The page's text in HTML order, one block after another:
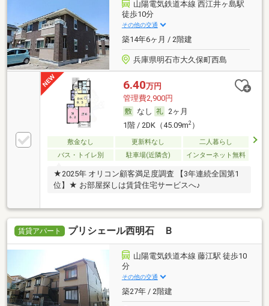
山陽電気鉄道本線 西江井ヶ島駅
徒歩10分
その他の交通
築14年6ヶ月 / 2階建
兵庫県明石市大久保町西島
6.40万円
管理費2,900円
なし
2ヶ月
1階 / 2DK（45.09m2）
敷金なし 更新料なし
二人暮らし
バス・トイレ別
駐車場(近隣含) インターネット無料
★2025年 オリコン顧客満足度調査 【3年連続全国第1
位】★ お部屋探しは賃貸住宅サービスへ♪
賃貸アパート プリシェール西明石 Ｂ
山陽電気鉄道本線 藤江駅 徒歩10
分
その他の交通
築27年 / 2階建